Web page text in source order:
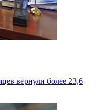
вернули более 23,6